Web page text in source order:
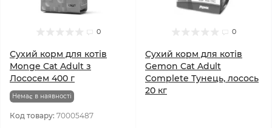
0
Сухий корм для котів
Monge Cat Adult з
Лососем 400 г
Немає в наявності
Код товару: 70005487
0
Сухий корм для котів
Gemon Cat Adult
Complete Тунeць, лосось
20 кг